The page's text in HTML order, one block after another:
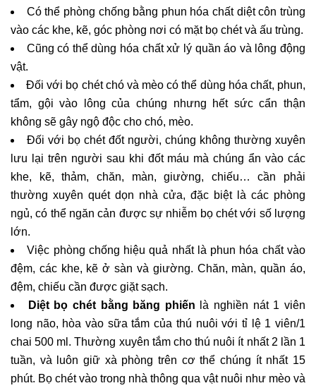
Có thể phòng chống bằng phun hóa chất diệt côn trùng
vào các khe, kẽ, góc phòng nơi có mặt bọ chét và ấu trùng.
Cũng có thể dùng hóa chất xử lý quần áo và lông động
vật.
Đối với bọ chét chó và mèo có thể dùng hóa chất, phun,
tẩm, gội vào lông của chúng nhưng hết sức cẩn thận
không sẽ gây ngộ độc cho chó, mèo.
Đối với bọ chét đốt người, chúng không thường xuyên
lưu lại trên người sau khi đốt máu mà chúng ẩn vào các
khe, kẽ, thảm, chăn, màn, giường, chiếu… cần phải
thường xuyên quét dọn nhà cửa, đặc biệt là các phòng
ngủ, có thể ngăn cản được sự nhiễm bọ chét với số lượng
lớn.
Việc phòng chống hiệu quả nhất là phun hóa chất vào
đệm, các khe, kẽ ở sàn và giường. Chăn, màn, quần áo,
đệm, chiếu cần được giặt sạch.
Diệt bọ chét bằng băng phiến
là nghiền nát 1 viên
long não, hòa vào sữa tắm của thú nuôi với tỉ lệ 1 viên/1
chai 500 ml. Thường xuyên tắm cho thú nuôi ít nhất 2 lần 1
tuần, và luôn giữ xà phòng trên cơ thể chúng ít nhất 15
phút. Bọ chét vào trong nhà thông qua vật nuôi như mèo và